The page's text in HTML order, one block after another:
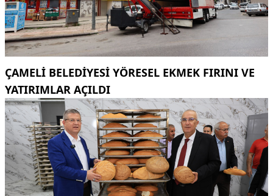
ÇAMELI BELEDIYESI YÖRESEL EKMEK FIRINI VE
YATIRIMLAR AÇILDI